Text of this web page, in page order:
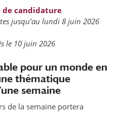
candidature
jusqu’au lundi 8 juin 2026
le 10 juin 2026
pour un monde en
thématique
semaine
de la semaine portera